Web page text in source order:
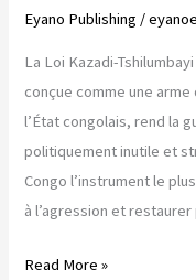
la
guerre
impossible.
Eyano Publishing /
La Loi Kazadi-
conçue comme une
l’État congolais, rend la
politiquement inutile et
Congo l’instrument le
à l’agression et
Loi
Read More »